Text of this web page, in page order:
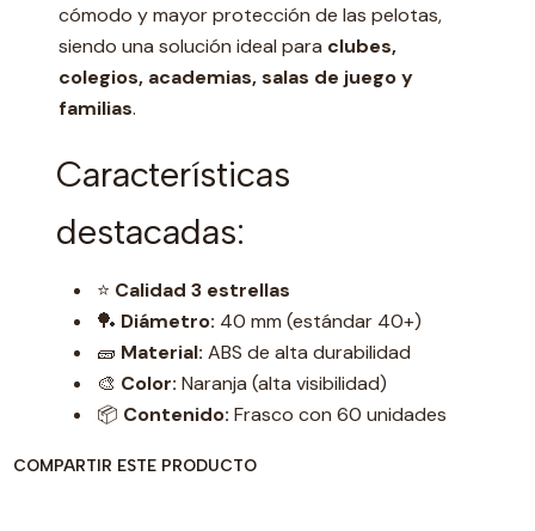
cómodo y mayor protección de las pelotas,
siendo una solución ideal para clubes,
colegios, academias, salas de juego y
familias.
Características
destacadas:
⭐ Calidad 3 estrellas
🏓 Diámetro: 40 mm (estándar 40+)
🧱 Material: ABS de alta durabilidad
🎨 Color: Naranja (alta visibilidad)
📦 Contenido: Frasco con 60 unidades
COMPARTIR ESTE PRODUCTO